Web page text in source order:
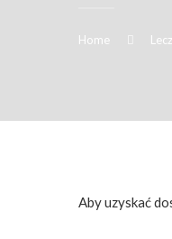
Home
Aby uzyskać